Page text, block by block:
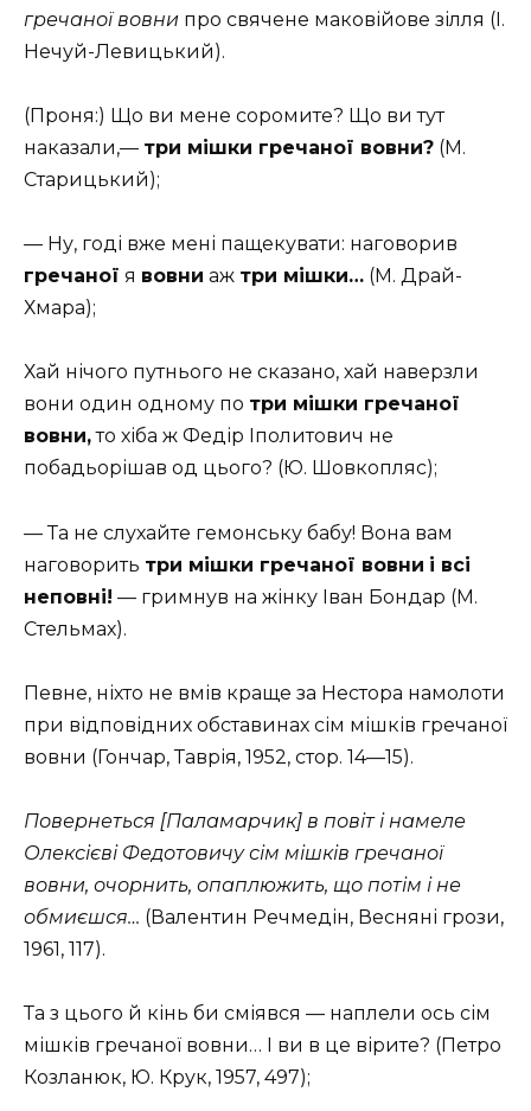
гречаної вовни про свячене маковійове зілля (І.
Нечуй-Левицький).
(Проня:) Що ви мене соромите? Що ви тут
наказали,— три мішки гречаної вовни? (М.
Старицький);
— Ну, годі вже мені пащекувати: наговорив
гречаної я вовни аж три мішки… (М. Драй-
Хмара);
Хай нічого путнього не сказано, хай наверзли
вони один одному по три мішки гречаної
вовни,то хіба ж Федір Іполитович не
побадьорішав од цього? (Ю. Шовкопляс);
— Та не слухайте гемонську бабу! Вона вам
наговорить три мішки гречаної вовни і всі
неповні! — гримнув на жінку Іван Бондар (М.
Стельмах).
Певне, ніхто не вмів краще за Нестора намолоти
при відповідних обставинах сім мішків гречаної
вовни (Гон­чар, Таврія, 1952, стор. 14—15).
Повернеться [Паламарчик] в повіт і намеле
Олексієві Федотовичу сім мішків гречаної
вовни, очорнить, опаплюжить, що потім і не
обмиєшся… (Валентин Речмедін, Весняні грози,
1961, 117).
Та з цього й кінь би сміявся — наплели ось сім
мішків гречаної вовни… І ви в це вірите? (Петро
Козланюк, Ю. Крук, 1957, 497);